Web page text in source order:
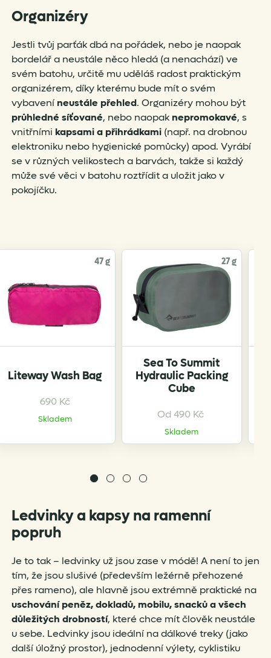
Organizéry
Jestli tvůj parťák dbá na pořádek, nebo je naopak
bordelář a neustále něco hledá (a nenachází) ve
svém batohu, určitě mu uděláš radost praktickým
organizérem, díky kterému bude mít o svém
vybavení neustále přehled. Organizéry mohou být
průhledné síťované, nebo naopak nepromokavé, s
vnitřními kapsami a přihrádkami (např. na drobnou
elektroniku nebo hygienické pomůcky) apod. Vyrábí
se v různých velikostech a barvách, takže si každý
může své věci v batohu roztřídit a uložit jako v
pokojíčku.
47 g
Liteway Wash Bag
690 Kč
Skladem
27 g
Sea To Summit
Hydraulic Packing
Cube
Od490 Kč
Skladem
Ledvinky a kapsy na ramenní
popruh
Je to tak – ledvinky už jsou zase v módě! A není to jen
tím, že jsou slušivé (především ležérně přehozené
přes rameno), ale hlavně jsou extrémně praktické na
uschování peněz, dokladů, mobilu, snacků a všech
důležitých drobností, které chce mít člověk neustále
u sebe. Ledvinky jsou ideální na dálkové treky (jako
další úložný prostor), jednodenní výlety, cyklistiku